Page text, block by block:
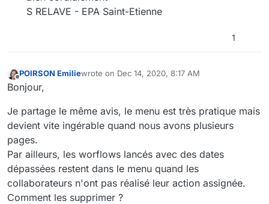
S RELAVE - EPA Saint-Etienne
1
Offline
POIRSON Emiliewrote on Dec 14, 2020, 8:17 AM
last edited by
Bonjour,
Je partage le même avis, le menu est très pratique mais
devient vite ingérable quand nous avons plusieurs
pages.
Par ailleurs, les worflows lancés avec des dates
dépassées restent dans le menu quand les
collaborateurs n'ont pas réalisé leur action assignée.
Comment les supprimer ?